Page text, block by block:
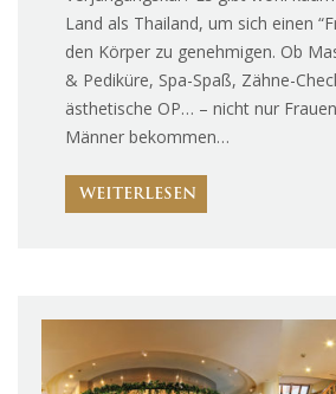
Land als Thailand, um sich einen
den Körper zu genehmigen. Ob
& Pediküre, Spa-Spaß, Zähne-
ästhetische OP… – nicht nur
Männer bekommen…
WEITERLESEN